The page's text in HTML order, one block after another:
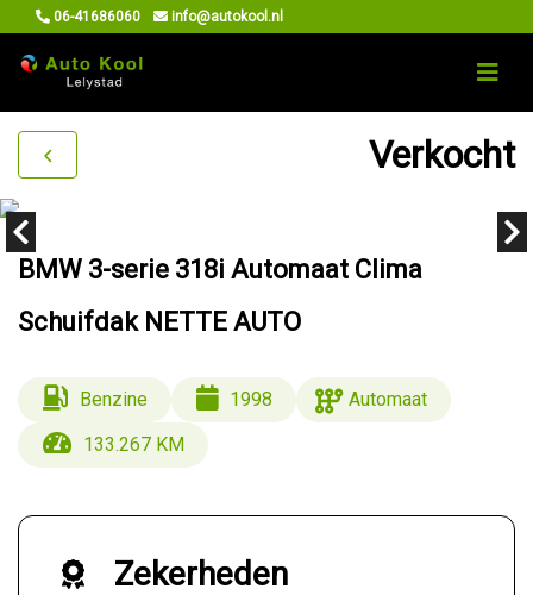
06-41686060 info@autokool.nl
Verkocht
BMW 3-serie 318i Automaat Clima
Schuifdak NETTE AUTO
Benzine 1998
Automaat
133.267 KM
Zekerheden